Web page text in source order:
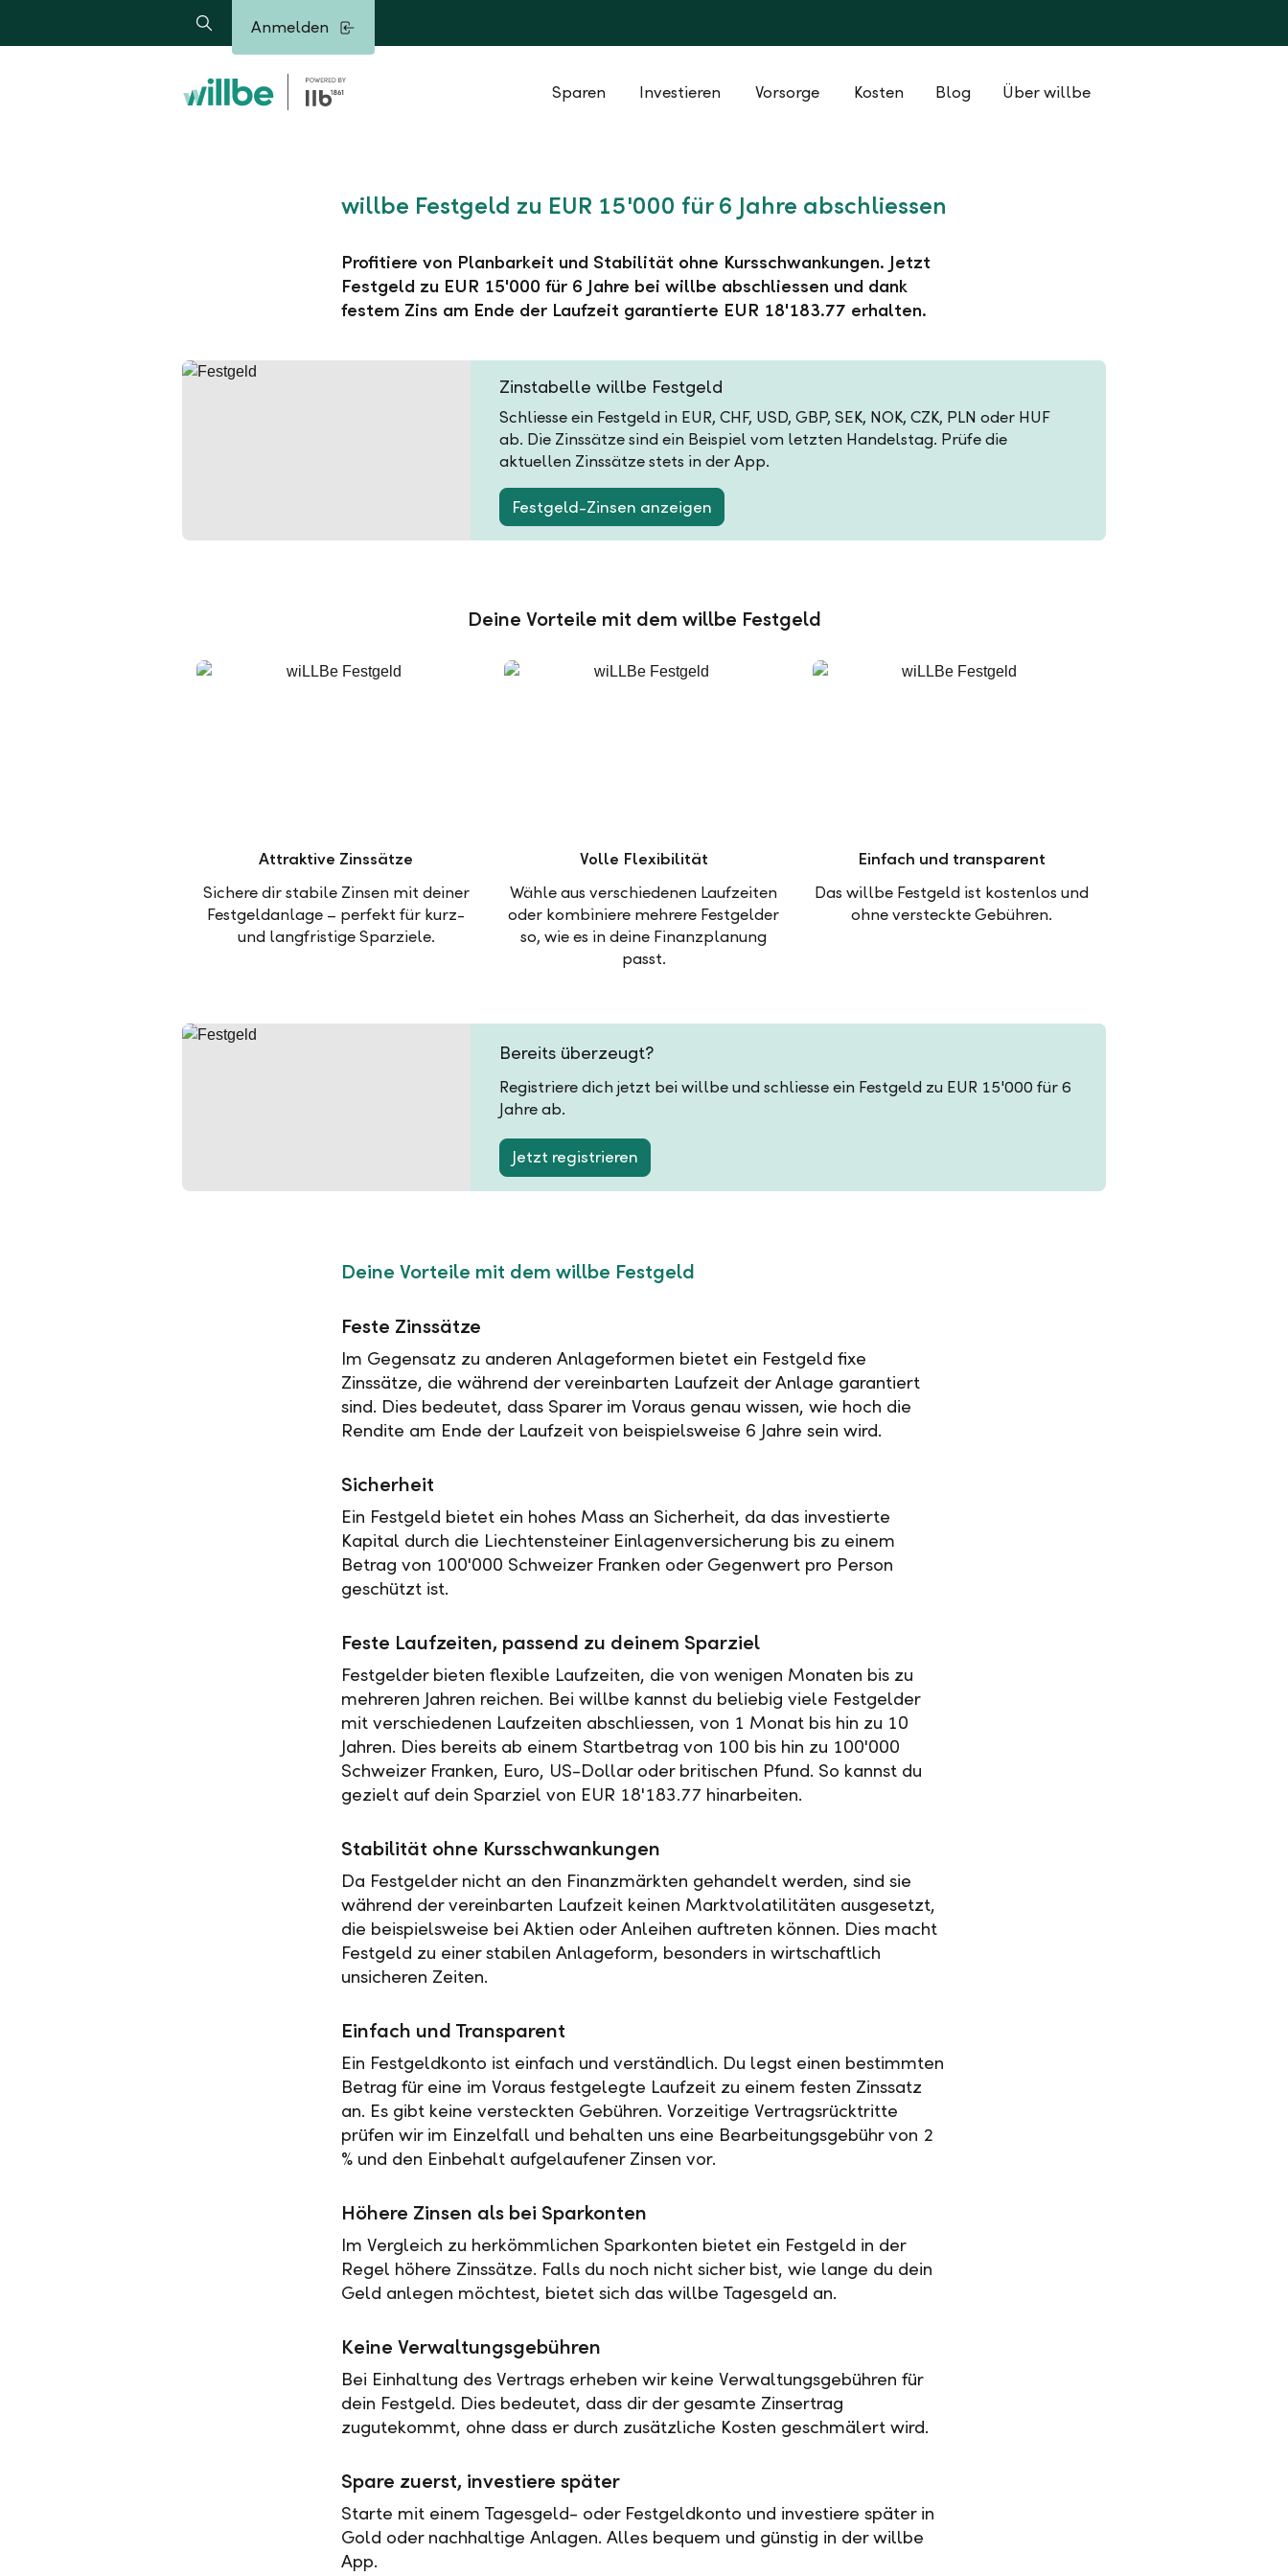
Suche Anmelden
Sparen Investieren Vorsorge Kosten Blog Über willbe
willbe Festgeld zu EUR 15'000 für 6 Jahre abschliessen
Profitiere von Planbarkeit und Stabilität ohne Kursschwankungen. Jetzt
Festgeld zu EUR 15'000 für 6 Jahre bei willbe abschliessen und dank
festem Zins am Ende der Laufzeit garantierte EUR 18'183.77 erhalten.
Zinstabelle willbe Festgeld
Schliesse ein Festgeld in EUR, CHF, USD, GBP, SEK, NOK, CZK, PLN oder HUF
ab. Die Zinssätze sind ein Beispiel vom letzten Handelstag. Prüfe die
aktuellen Zinssätze stets in der App.
Festgeld-Zinsen anzeigen
Deine Vorteile mit dem willbe Festgeld
Attraktive Zinssätze
Sichere dir stabile Zinsen mit deiner
Festgeldanlage – perfekt für kurz-
und langfristige Sparziele.
Volle Flexibilität
Wähle aus verschiedenen Laufzeiten
oder kombiniere mehrere Festgelder
so, wie es in deine Finanzplanung
passt.
Einfach und transparent
Das willbe Festgeld ist kostenlos und
ohne versteckte Gebühren.
Bereits überzeugt?
Registriere dich jetzt bei willbe und schliesse ein Festgeld zu EUR 15'000 für 6
Jahre ab.
Jetzt registrieren
Deine Vorteile mit dem willbe Festgeld
Feste Zinssätze
Im Gegensatz zu anderen Anlageformen bietet ein Festgeld fixe
Zinssätze, die während der vereinbarten Laufzeit der Anlage garantiert
sind. Dies bedeutet, dass Sparer im Voraus genau wissen, wie hoch die
Rendite am Ende der Laufzeit von beispielsweise 6 Jahre sein wird.
Sicherheit
Ein Festgeld bietet ein hohes Mass an Sicherheit, da das investierte
Kapital durch die Liechtensteiner Einlagenversicherung bis zu einem
Betrag von 100'000 Schweizer Franken oder Gegenwert pro Person
geschützt ist.
Feste Laufzeiten, passend zu deinem Sparziel
Festgelder bieten flexible Laufzeiten, die von wenigen Monaten bis zu
mehreren Jahren reichen. Bei willbe kannst du beliebig viele Festgelder
mit verschiedenen Laufzeiten abschliessen, von 1 Monat bis hin zu 10
Jahren. Dies bereits ab einem Startbetrag von 100 bis hin zu 100'000
Schweizer Franken, Euro, US-Dollar oder britischen Pfund. So kannst du
gezielt auf dein Sparziel von EUR 18'183.77 hinarbeiten.
Stabilität ohne Kursschwankungen
Da Festgelder nicht an den Finanzmärkten gehandelt werden, sind sie
während der vereinbarten Laufzeit keinen Marktvolatilitäten ausgesetzt,
die beispielsweise bei Aktien oder Anleihen auftreten können. Dies macht
Festgeld zu einer stabilen Anlageform, besonders in wirtschaftlich
unsicheren Zeiten.
Einfach und Transparent
Ein Festgeldkonto ist einfach und verständlich. Du legst einen bestimmten
Betrag für eine im Voraus festgelegte Laufzeit zu einem festen Zinssatz
an. Es gibt keine versteckten Gebühren. Vorzeitige Vertragsrücktritte
prüfen wir im Einzelfall und behalten uns eine Bearbeitungsgebühr von 2
% und den Einbehalt aufgelaufener Zinsen vor.
Höhere Zinsen als bei Sparkonten
Im Vergleich zu herkömmlichen Sparkonten bietet ein Festgeld in der
Regel höhere Zinssätze. Falls du noch nicht sicher bist, wie lange du dein
Geld anlegen möchtest, bietet sich das willbe Tagesgeld an.
Keine Verwaltungsgebühren
Bei Einhaltung des Vertrags erheben wir keine Verwaltungsgebühren für
dein Festgeld. Dies bedeutet, dass dir der gesamte Zinsertrag
zugutekommt, ohne dass er durch zusätzliche Kosten geschmälert wird.
Spare zuerst, investiere später
Starte mit einem Tagesgeld- oder Festgeldkonto und investiere später in
Gold oder nachhaltige Anlagen. Alles bequem und günstig in der willbe
App.